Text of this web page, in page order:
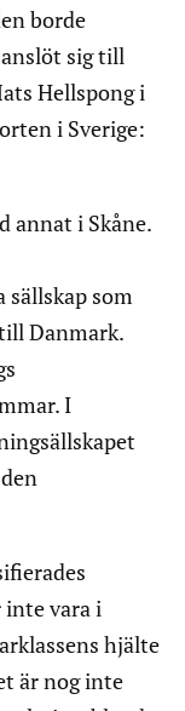
borde
sig till
Hellspong i
i Sverige:
annat i Skåne.
som
Danmark.
I
inte vara i
hjälte
är nog inte